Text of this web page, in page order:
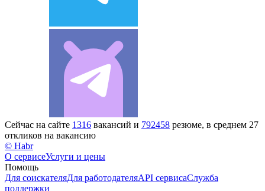
Сейчас на сайте 1316 вакансий и 792458 резюме, в среднем 27
откликов на вакансию
© Habr
О сервисеУслуги и цены
Помощь
Для соискателяДля работодателяAPI сервисаСлужба
поддержки